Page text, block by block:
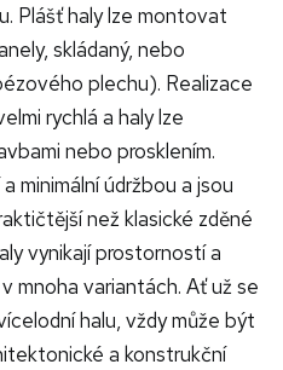
Plášť haly lze montovat
skládaný, nebo
plechu). Realizace
rychlá a haly lze
nebo prosklením.
minimální údržbou a jsou
než klasické zděné
vynikají prostorností a
mnoha variantách. Ať už se
halu, vždy může být
a konstrukční